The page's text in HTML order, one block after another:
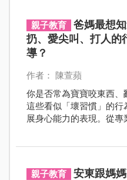
親子教育
爸媽最想
扔、愛尖叫、打人的
導？
作者： 陳萱蘋
你是否常為寶寶咬東西、
這些看似「壞習慣」的
展身心能力的表現。從
親子教育
安東跟媽